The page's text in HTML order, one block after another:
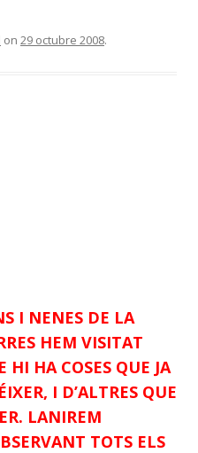
on 29 octubre 2008.
I NENES DE LA
HEM VISITAT
HI HA COSES QUE JA
I D’ALTRES QUE
LANIREM
TOTS ELS